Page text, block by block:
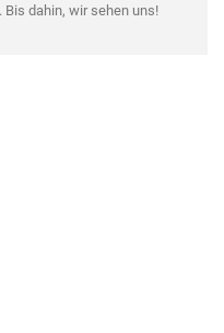
Bis dahin, wir sehen uns!